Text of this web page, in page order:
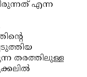
എന്ന
തരത്തിലുള്ള